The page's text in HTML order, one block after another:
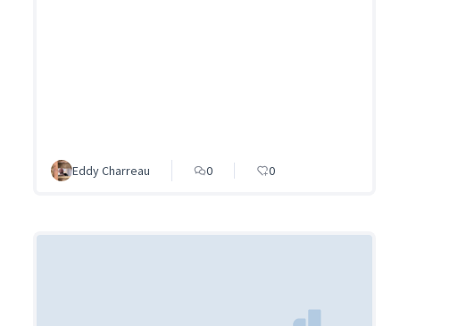
Eddy Charreau 0 0